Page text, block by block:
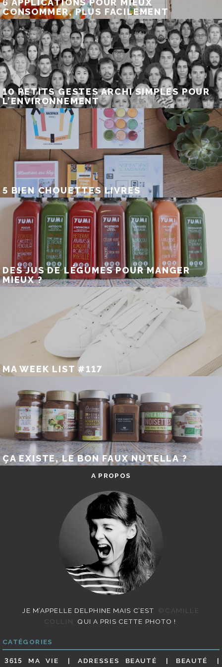
6 APPLICATIONS POUR MIEUX
CONSOMMER, PLUS FACILEMENT
10 PETITS GESTES ARCHI SIMPLES POUR
L’ENVIRONNEMENT
5 BIEN CHOUETTES LIVRES
DES JUS DE LÉGUMES POUR MANGER
MIEUX ?
MA WEEK LIST #117
ÇA EXISTE, LE BON FAUX NUTELLA ?
A PROPOS
JE M’APPELLE DELPHINE MAIS C’EST
©CAMILLE
COLLIN
QUI A PRIS CETTE PHOTO !
CATÉGORIES
3615 MA VIE ADRESSES BEAUTÉ
BEAUTÉ